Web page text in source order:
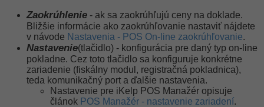
Zaokrúhlenie - ak sa zaokrúhľujú ceny na doklade.
Bližšie informácie ako zaokrúhľovanie nastaviť nájdete
v návode Nastavenia - POS On-line zaokrúhľovanie.
Nastavenie(tlačidlo) - konfigurácia pre daný typ on-line
pokladne. Cez toto tlačidlo sa konfiguruje konkrétne
zariadenie (fiskálny modul, registračná pokladnica),
teda komunikačný port a ďalšie nastavenia.
Nastavenie pre iKelp POS Manažér opisuje
článok POS Manažér - nastavenie zariadení.